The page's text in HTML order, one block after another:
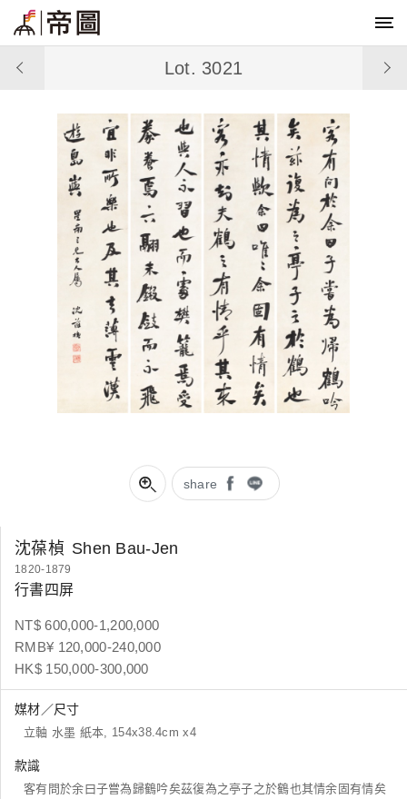
share
Lot. 3021
沈葆楨 Shen Bau-Jen
1820-1879
行書四屏
NT$ 600,000-1,200,000
RMB¥ 120,000-240,000
HK$ 150,000-300,000
媒材／尺寸
立軸 水墨 紙本, 154x38.4cm x4
款識
客有問於余曰子嘗為歸鶴吟矣茲復為之亭子之於鶴也其情余固有情矣